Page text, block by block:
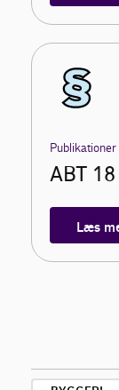
Publikationer
ABT
Læs